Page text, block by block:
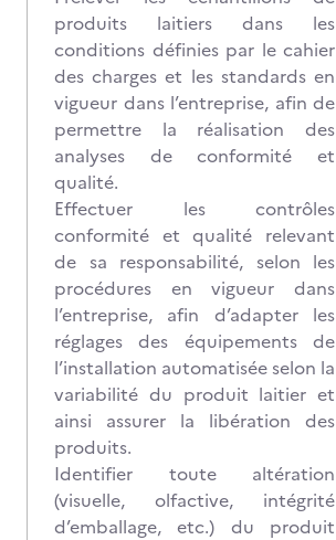
produits laitiers dans les
conditions définies par le cahier
des charges et les standards en
vigueur dans l’entreprise, afin de
permettre la réalisation des
analyses de conformité et
qualité.
Effectuer les contrôles
conformité et qualité relevant
de sa responsabilité, selon les
procédures en vigueur dans
l’entreprise, afin d’adapter les
réglages des équipements de
l’installation automatisée selon la
variabilité du produit laitier et
ainsi assurer la libération des
produits.
Identifier toute altération
(visuelle, olfactive, intégrité
d’emballage, etc.) du produit